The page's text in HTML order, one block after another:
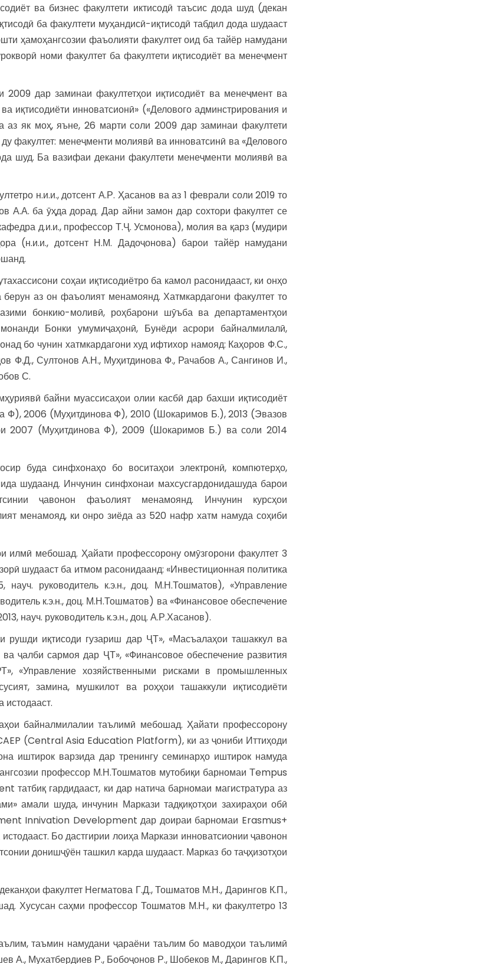
ва бизнес факултети иктисодӣ таъсис дода шуд (декан
ба факултети муҳандисӣ-иқтисодӣ табдил дода шудааст
ҳамоҳангсозии фаъолияти факултет оид ба тайёр намудани
номи факултет ба факултети иқтисодиёт ва менеҷмент
дар заминаи факултетҳои иқтисодиёт ва менеҷмент ва
иқтисодиёти инноватсионӣ» («Делового админстрирования и
як моҳ, яъне, 26 марти соли 2009 дар заминаи факултети
факултет: менеҷменти молиявӣ ва инноватсинӣ ва «Делового
шуд. Ба вазифаи декани факултети менеҷменти молиявӣ ва
н.и.и., дотсент А.Р. Ҳасанов ва аз 1 феврали соли 2019 то
А.А. ба ӯҳда дорад. Дар айни замон дар сохтори факултет се
д.и.и., профессор Т.Ҷ. Усмонова), молия ва қарз (мудири
(н.и.и., дотсент Н.М. Дадоҷонова) барои тайёр намудани
соҳаи иқтисодиётро ба камол расонидааст, ки онҳо
берун аз он фаъолият менамоянд. Хатмкардагони факултет то
бонкию-моливӣ, роҳбарони шӯъба ва департаментҳои
Бонки умумиҷаҳонӣ, Бунёди асрори байналмилалӣ,
бо чунин хатмкардагони худ ифтихор намояд: Каҳоров Ф.С.,
Ф.Д., Султонов А.Н., Муҳитдинова Ф., Рачабов А., Сангинов И.,
С.
байни муассисаҳои олии касбӣ дар бахши иқтисодиёт
Ф), 2006 (Муҳитдинова Ф), 2010 (Шокаримов Б.), 2013 (Эвазов
2007 (Муҳитдинова Ф), 2009 (Шокаримов Б.) ва соли 2014
буда синфхонаҳо бо воситаҳои электронӣ, компютерҳо,
шудаанд. Инчунин синфхонаи махсусгардонидашуда барои
ҷавонон фаъолият менамоянд. Инчунин курсҳои
менамояд, ки онро зиёда аз 520 нафр хатм намуда соҳиби
илмӣ мебошад. Ҳайати профессорону омӯзгорони факултет 3
шудааст ба итмом расонидаанд: «Инвестиционная политика
руководитель к.э.н., доц. М.Н.Тошматов), «Управление
к.э.н., доц. М.Н.Тошматов) ва «Финансовое обеспечение
науч. руководитель к.э.н., доц. А.Р.Хасанов).
иқтисоди гузариш дар ҶТ», «Масъалаҳои ташаккул ва
ҷалби сармоя дар ҶТ», «Финансовое обеспечение развития
«Управление хозяйственными рисками в промышленных
замина, мушкилот ва роҳҳои ташаккули иқтисодиёти
истодааст.
байналмилалии таълимӣ мебошад. Ҳайати профессорону
(Central Asia Education Platform), ки аз ҷониби Иттиҳоди
варзида дар тренингу семинарҳо иштирок намуда
профессор М.Н.Тошматов мутобиқи барномаи Тempus
гардидааст, ки дар натича барномаи магистратура аз
амали шуда, инчунин Маркази тадқиқотҳои захираҳои обӣ
Innivation Development дар доираи барномаи Erasmus+
Бо дастгирии лоиҳа Маркази инноватсионии ҷавонон
донишҷӯён ташкил карда шудааст. Марказ бо таҷҳизотҳои
факултет Негматова Г.Д., Тошматов М.Н., Дарингов К.П.,
Хусусан саҳми профессор Тошматов М.Н., ки факултетро 13
таъмин намудани ҷараёни таълим бо маводҳои таълимӣ
А., Мухатбердиев Р., Бобоҷонов Р., Шобеков М., Дарингов К.П.,